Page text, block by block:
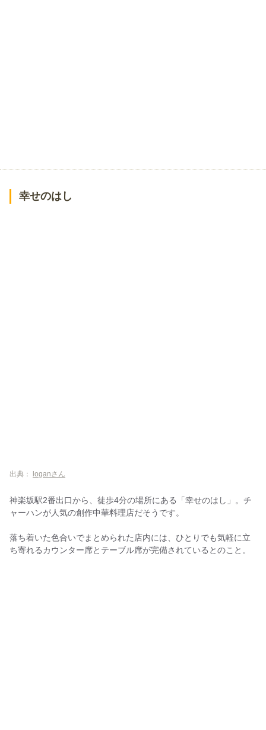
幸せのはし
出典： loganさん
神楽坂駅2番出口から、徒歩4分の場所にある「幸せのはし」。チ
ャーハンが人気の創作中華料理店だそうです。
落ち着いた色合いでまとめられた店内には、ひとりでも気軽に立
ち寄れるカウンター席とテーブル席が完備されているとのこと。